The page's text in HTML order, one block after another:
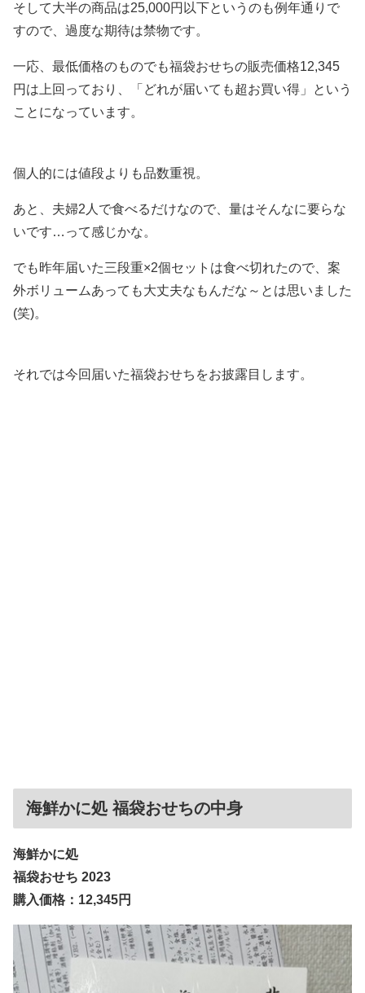
そして大半の商品は25,000円以下というのも例年通りで
すので、過度な期待は禁物です。
一応、最低価格のものでも福袋おせちの販売価格12,345
円は上回っており、「どれが届いても超お買い得」という
ことになっています。
個人的には値段よりも品数重視。
あと、夫婦2人で食べるだけなので、量はそんなに要らな
いです…って感じかな。
でも昨年届いた三段重×2個セットは食べ切れたので、案
外ボリュームあっても大丈夫なもんだな～とは思いました
(笑)。
それでは今回届いた福袋おせちをお披露目します。
海鮮かに処 福袋おせちの中身
海鮮かに処
福袋おせち 2023
購入価格：12,345円